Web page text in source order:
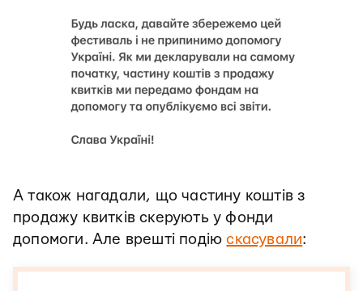
А також нагадали, що частину коштів з
продажу квитків скерують у фонди
допомоги. Але врешті подіюскасували: